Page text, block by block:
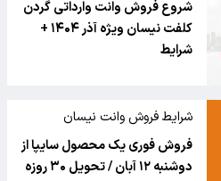
شروع فروش وانت وارداتی گردن
کلفت نیسان ویژه آذر ۱۴۰۴ +
شرایط
شرایط فروش وانت نیسان
فروش فوری یک محصول سایپا از
دوشنبه ۱۲ آبان / تحویل ۳۰ روزه